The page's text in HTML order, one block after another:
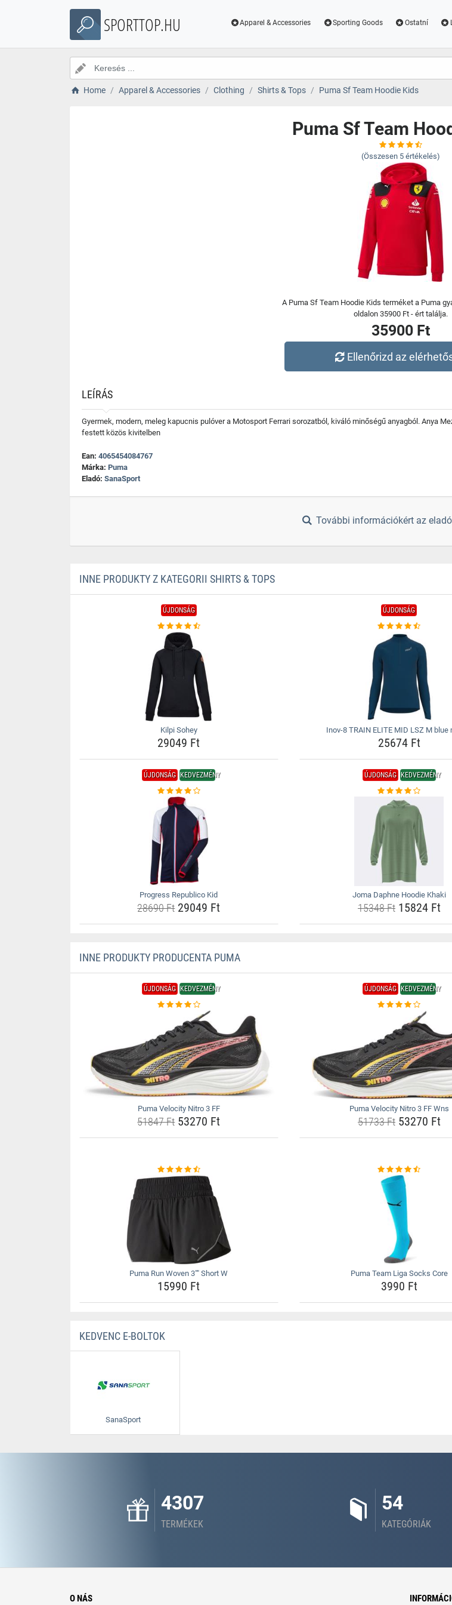
SPORTTOP.HU Apparel & Accessories Sporting Goods Ostatní
Home Apparel & Accessories Clothing Shirts & Tops Puma Sf Team Hoodie Kids
Puma Sf Team
(Összesen 5 értékelés)
A Puma Sf Team Hoodie Kids terméket a Puma
oldalon 35900 Ft - ért találja.
35900 Ft
Ellenőrizd az
LEÍRÁS
Gyermek, modern, meleg kapucnis pulóver a Motosport Ferrari sorozatból, kiváló minőségű anyagból. Anya
festett közös kivitelben
Ean: 4065454084767
Márka: Puma
Eladó: SanaSport
További információkért az
INNE PRODUKTY Z KATEGORII SHIRTS & TOPS
ÚJDONSÁG
Kilpi Sohey
29049 Ft
ÚJDONSÁG
Inov-8 TRAIN ELITE MID LSZ M blue
25674 Ft
ÚJDONSÁG KEDVEZMÉNY
Progress Republico Kid
28690 Ft29049 Ft
ÚJDONSÁG KEDVEZMÉNY
Joma Daphne Hoodie Khaki
15348 Ft15824 Ft
INNE PRODUKTY PRODUCENTA PUMA
ÚJDONSÁG KEDVEZMÉNY
Puma Velocity Nitro 3 FF
51847 Ft53270 Ft
ÚJDONSÁG KEDVEZMÉNY
Puma Velocity Nitro 3 FF Wns
51733 Ft53270 Ft
Puma Run Woven 3"" Short W
15990 Ft
Puma Team Liga Socks Core
3990 Ft
KEDVENC E-BOLTOK
SanaSport
4307
TERMÉKEK
54
KATEGÓRIÁK
O NÁS